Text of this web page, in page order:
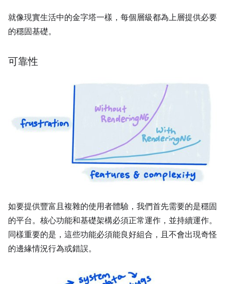
就像現實生活中的金字塔一樣，每個層級都為上層提供必要
的穩固基礎。
可靠性
如要提供豐富且複雜的使用者體驗，我們首先需要的是穩固
的平台。核心功能和基礎架構必須正常運作，並持續運作。
同樣重要的是，這些功能必須能良好組合，且不會出現奇怪
的邊緣情況行為或錯誤。